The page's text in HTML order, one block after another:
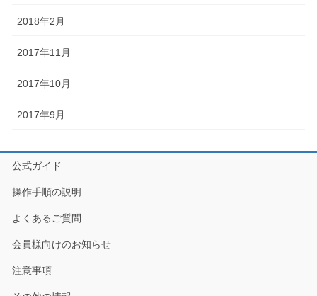
2018年2月
2017年11月
2017年10月
2017年9月
公式ガイド
操作手順の説明
よくあるご質問
会員様向けのお知らせ
注意事項